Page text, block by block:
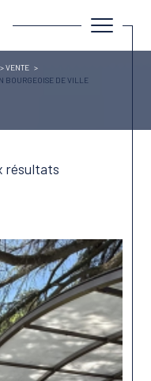
VENTE
BOURGEOISE DE VILLE
résultats